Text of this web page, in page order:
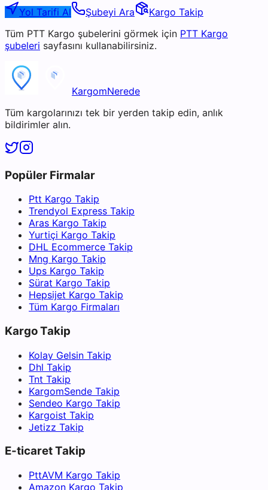
Yol Tarifi Al Şubeyi Ara
Kargo Takip
Tüm PTT Kargo şubelerini görmek için PTT Kargo
şubeleri sayfasını kullanabilirsiniz.
KargomNerede
Tüm kargolarınızı tek bir yerden takip edin, anlık
bildirimler alın.
Popüler Firmalar
Ptt Kargo Takip
Trendyol Express Takip
Aras Kargo Takip
Yurtiçi Kargo Takip
DHL Ecommerce Takip
Mng Kargo Takip
Ups Kargo Takip
Sürat Kargo Takip
Hepsijet Kargo Takip
Tüm Kargo Firmaları
Kargo Takip
Kolay Gelsin Takip
Dhl Takip
Tnt Takip
KargomSende Takip
Sendeo Kargo Takip
Kargoist Takip
Jetizz Takip
E-ticaret Takip
PttAVM Kargo Takip
Amazon Kargo Takip